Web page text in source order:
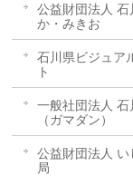
公益財団法人
か・みきお
石川県ビジュア
ト
一般社団法人
（ガマダン）
公益財団法人
局